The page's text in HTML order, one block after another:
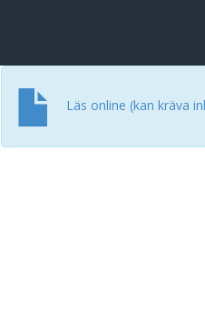
Läs online (kan kräva